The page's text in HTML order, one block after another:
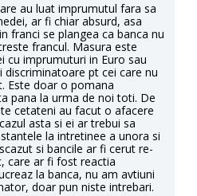
au luat imprumutul fara sa
ar fi chiar absurd, asa
franci se plangea ca banca nu
francul. Masura este
cu imprumuturi in Euro sau
discriminatoare pt cei care nu
Este doar o pomana
pana la urma de noi toti. De
cetateni au facut o afacere
asta si ei ar trebui sa
la intretinee a unora si
si bancile ar fi cerut re-
care ar fi fost reactia
la banca, nu am avtiuni
doar pun niste intrebari.